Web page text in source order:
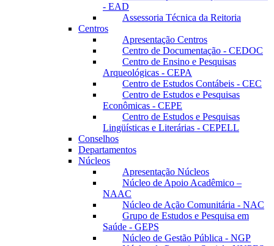
- EAD
Assessoria Técnica da Reitoria
Centros
Apresentação Centros
Centro de Documentação - CEDOC
Centro de Ensino e Pesquisas
Arqueológicas - CEPA
Centro de Estudos Contábeis - CEC
Centro de Estudos e Pesquisas
Econômicas - CEPE
Centro de Estudos e Pesquisas
Lingüísticas e Literárias - CEPELL
Conselhos
Departamentos
Núcleos
Apresentação Núcleos
Núcleo de Apoio Acadêmico –
NAAC
Núcleo de Ação Comunitária - NAC
Grupo de Estudos e Pesquisa em
Saúde - GEPS
Núcleo de Gestão Pública - NGP